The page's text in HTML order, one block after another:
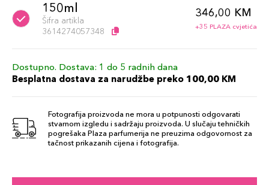
150ml
Šifra artikla
3614274057348
346,00 KM
+35 PLAZA cvjetića
Dostupno. Dostava: 1 do 5 radnih dana
Besplatna dostava za narudžbe preko 100,00 KM
Fotografija proizvoda ne mora u potpunosti odgovarati
stvarnom izgledu i sadržaju proizvoda. U slučaju tehničkih
pogrešaka Plaza parfumerija ne preuzima odgovornost za
tačnost prikazanih cijena i fotografija.